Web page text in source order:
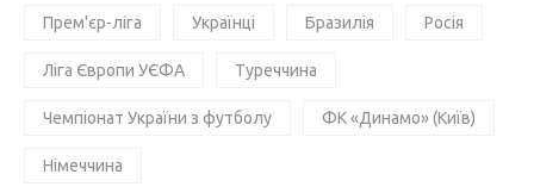
Прем'єр-ліга Українці Бразилія Росія
Ліга Європи УЄФА Туреччина
Чемпіонат України з футболу ФК «Динамо» (Київ)
Німеччина